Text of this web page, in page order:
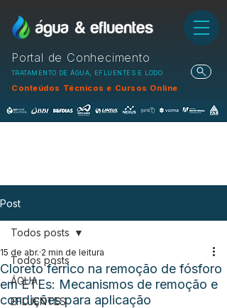
Portal de Conhecimento
TRATAMENTO DE ÁGUA, EFLUENTES E LODO
Conteúdos Técnicos e Cursos Online
Post
Todos posts
ÁGUA
EFLUENTES
Todos posts
Cloreto férrico na remoção de fósforo
em ETEs: Mecanismos de remoção e
condições para aplicação
15 de abr. 2 min de leitura